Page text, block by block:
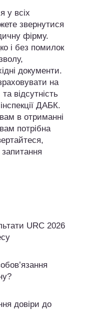
у всіх
звернутися
фірму.
і без помилок
документи.
на
відсутність
ДАБК.
в отриманні
потрібна
URC 2026
довіри до